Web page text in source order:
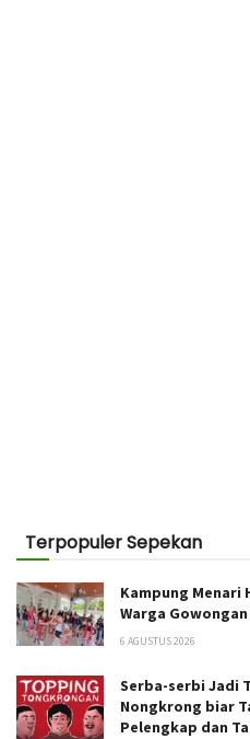
Terpopuler Sepekan
Kampung Menari
Warga
6 AGUSTUS 2026
Serba-serbi Jadi
Nongkrong biar
Pelengkap dan